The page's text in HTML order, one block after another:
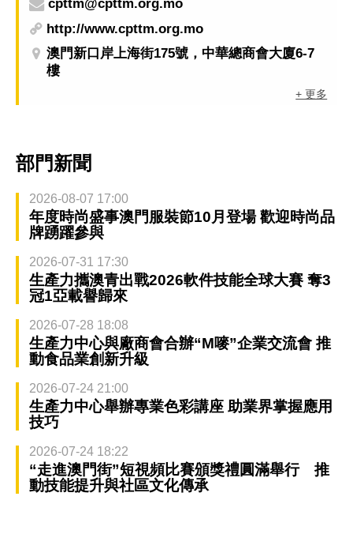
cpttm@cpttm.org.mo
http://www.cpttm.org.mo
澳門新口岸上海街175號，中華總商會大廈6-7
樓
+ 更多
部門新聞
2026-08-07 17:00
年度時尚盛事澳門服裝節10月登場 歡迎時尚品
牌踴躍參與
2026-07-31 17:30
生產力攜澳青出戰2026軟件技能全球大賽 奪3
冠1亞載譽歸來
2026-07-28 18:08
生產力中心與廠商會合辦“M嘜”企業交流會 推
動食品業創新升級
2026-07-24 21:00
生產力中心舉辦專業色彩講座 助業界掌握應用
技巧
2026-07-24 18:22
“走進澳門街”短視頻比賽頒獎禮圓滿舉行 推
動技能提升與社區文化傳承